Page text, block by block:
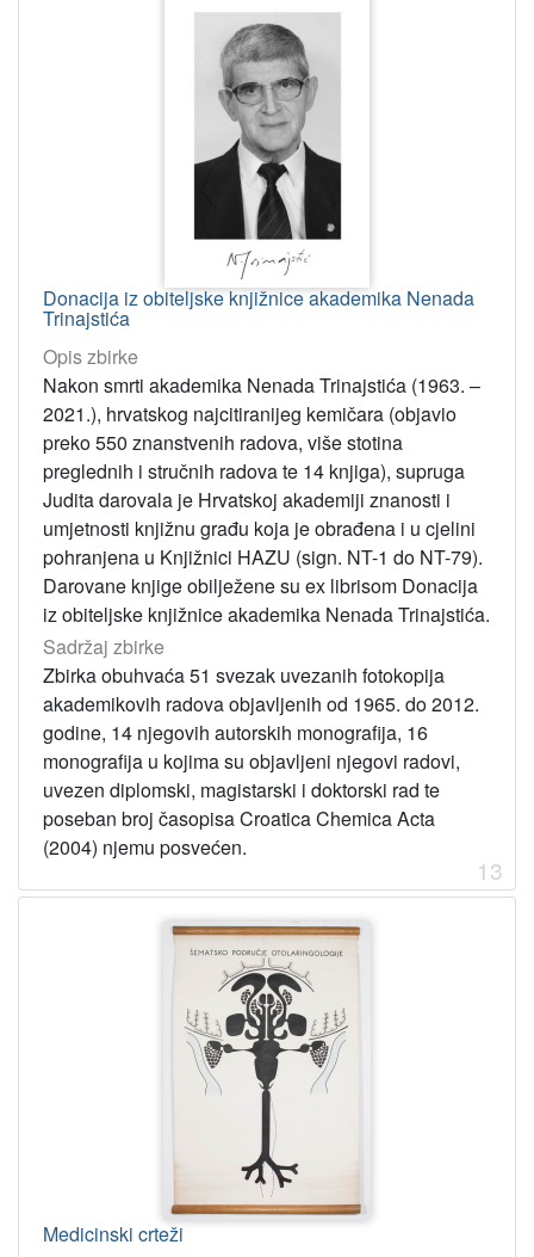
Donacija iz obiteljske knjižnice akademika Nenada
Trinajstića
Opis zbirke
Nakon smrti akademika Nenada Trinajstića (1963. –
2021.), hrvatskog najcitiranijeg kemičara (objavio
preko 550 znanstvenih radova, više stotina
preglednih i stručnih radova te 14 knjiga), supruga
Judita darovala je Hrvatskoj akademiji znanosti i
umjetnosti knjižnu građu koja je obrađena i u cjelini
pohranjena u Knjižnici HAZU (sign. NT-1 do NT-79).
Darovane knjige obilježene su ex librisom Donacija
iz obiteljske knjižnice akademika Nenada Trinajstića.
Sadržaj zbirke
Zbirka obuhvaća 51 svezak uvezanih fotokopija
akademikovih radova objavljenih od 1965. do 2012.
godine, 14 njegovih autorskih monografija, 16
monografija u kojima su objavljeni njegovi radovi,
uvezen diplomski, magistarski i doktorski rad te
poseban broj časopisa Croatica Chemica Acta
(2004) njemu posvećen.
13
Medicinski crteži